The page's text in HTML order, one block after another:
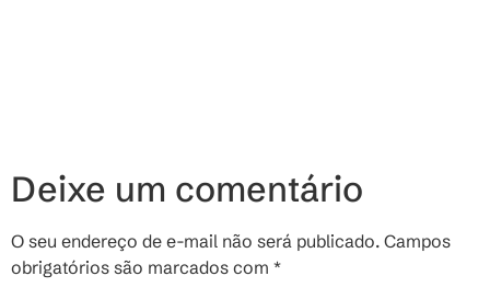
Deixe um comentário
O seu endereço de e-mail não será publicado. Campos
obrigatórios são marcados com *